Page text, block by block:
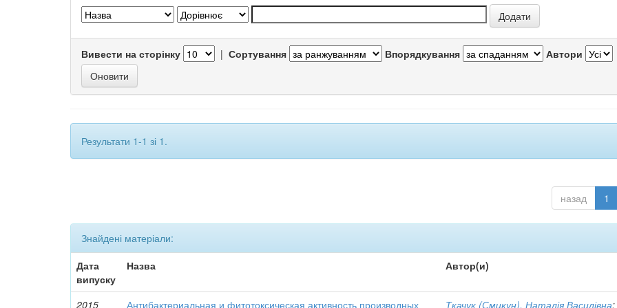
Вивести на сторінку | Сортування Впорядкування Автори
Результати 1-1 зі 1.
назад 1
Знайдені матеріали:
Дата
випуску
Назва Автор(и)
2015 Антибактериальная и фитотоксическая активность производных Ткачук (Смикун), Наталія Василівна;